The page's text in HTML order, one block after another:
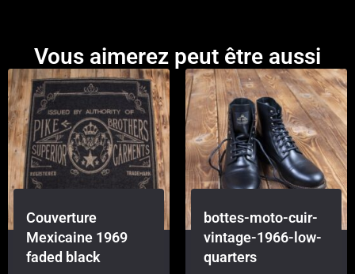
Vous aimerez peut être aussi
Couverture
Mexicaine 1969
faded black
bottes-moto-cuir-
vintage-1966-low-
quarters